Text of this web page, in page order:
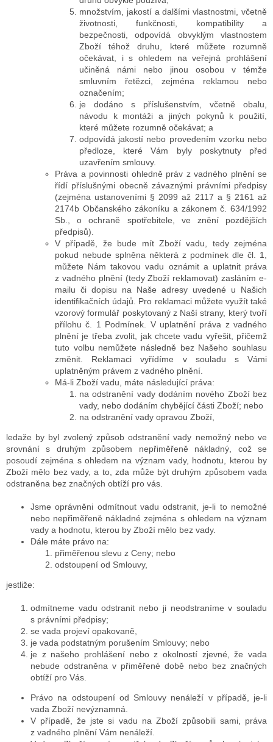
množstvím, jakostí a dalšími vlastnostmi, včetně
životnosti, funkčnosti, kompatibility a
bezpečnosti, odpovídá obvyklým vlastnostem
Zboží téhož druhu, které můžete rozumně
očekávat, i s ohledem na veřejná prohlášení
učiněná námi nebo jinou osobou v témže
smluvním řetězci, zejména reklamou nebo
označením;
je dodáno s příslušenstvím, včetně obalu,
návodu k montáži a jiných pokynů k použití,
které můžete rozumně očekávat; a
odpovídá jakostí nebo provedením vzorku nebo
předloze, které Vám byly poskytnuty před
uzavřením smlouvy.
Práva a povinnosti ohledně práv z vadného plnění se
řídí příslušnými obecně závaznými právními předpisy
(zejména ustanoveními § 2099 až 2117 a § 2161 až
2174b Občanského zákoníku a zákonem č. 634/1992
Sb., o ochraně spotřebitele, ve znění pozdějších
předpisů).
V případě, že bude mít Zboží vadu, tedy zejména
pokud nebude splněna některá z podmínek dle čl. 1,
můžete Nám takovou vadu oznámit a uplatnit práva
z vadného plnění (tedy Zboží reklamovat) zasláním e-
mailu či dopisu na Naše adresy uvedené u Našich
identifikačních údajů. Pro reklamaci můžete využít také
vzorový formulář poskytovaný z Naší strany, který tvoří
přílohu č. 1 Podmínek. V uplatnění práva z vadného
plnění je třeba zvolit, jak chcete vadu vyřešit, přičemž
tuto volbu nemůžete následně bez Našeho souhlasu
změnit. Reklamaci vyřídíme v souladu s Vámi
uplatněným právem z vadného plnění.
Má-li Zboží vadu, máte následující práva:
na odstranění vady dodáním nového Zboží bez
vady, nebo dodáním chybějící části Zboží; nebo
na odstranění vady opravou Zboží,
ledaže by byl zvolený způsob odstranění vady nemožný nebo ve
srovnání s druhým způsobem nepřiměřeně nákladný, což se
posoudí zejména s ohledem na význam vady, hodnotu, kterou by
Zboží mělo bez vady, a to, zda může být druhým způsobem vada
odstraněna bez značných obtíží pro vás.
Jsme oprávněni odmítnout vadu odstranit, je-li to nemožné
nebo nepřiměřeně nákladné zejména s ohledem na význam
vady a hodnotu, kterou by Zboží mělo bez vady.
Dále máte právo na:
přiměřenou slevu z Ceny; nebo
odstoupení od Smlouvy,
jestliže:
odmítneme vadu odstranit nebo ji neodstraníme v souladu
s právními předpisy;
se vada projeví opakovaně,
je vada podstatným porušením Smlouvy; nebo
je z našeho prohlášení nebo z okolností zjevné, že vada
nebude odstraněna v přiměřené době nebo bez značných
obtíží pro Vás.
Právo na odstoupení od Smlouvy nenáleží v případě, je-li
vada Zboží nevýznamná.
V případě, že jste si vadu na Zboží způsobili sami, práva
z vadného plnění Vám nenáleží.